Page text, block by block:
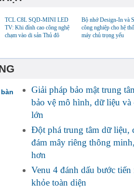
TCL C8L SQD-MINI LED
TV: Khi đỉnh cao công nghệ
chạm vào di sản Thủ đô
Bộ nhớ Design-In và
công nghiệp cho hệ
máy chủ trọng yếu
Giải pháp bảo mật trung
bảo vệ mô hình, dữ liệu
lớn
Đột phá trung tâm dữ liệu,
đám mây riêng thông
hơn
Venu 4 đánh dấu bước
khỏe toàn diện